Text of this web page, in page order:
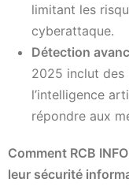
limitant les
cyberattaque.
Détection
2025 inclut des
l’intelligence
répondre aux
Comment RCB
leur sécurité